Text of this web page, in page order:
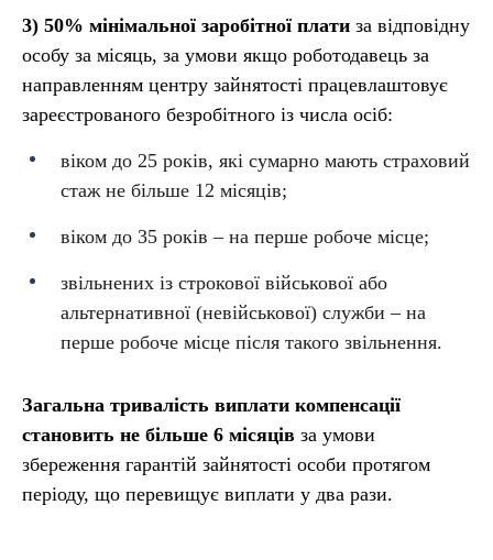
3) 50% мінімальної заробітної плати за відповідну
особу за місяць, за умови якщо роботодавець за
направленням центру зайнятості працевлаштовує
зареєстрованого безробітного із числа осіб:
віком до 25 років, які сумарно мають страховий
стаж не більше 12 місяців;
віком до 35 років – на перше робоче місце;
звільнених із строкової військової або
альтернативної (невійськової) служби – на
перше робоче місце після такого звільнення.
Загальна тривалість виплати компенсації
становить не більше 6 місяців за умови
збереження гарантій зайнятості особи протягом
періоду, що перевищує виплати у два рази.